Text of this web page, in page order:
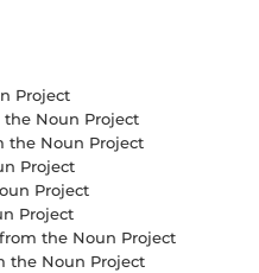
Project
Noun Project
the Noun Project
Project
Project
Project
the Noun Project
the Noun Project